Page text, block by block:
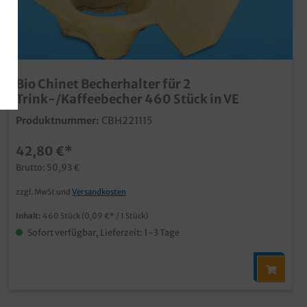
Bio Chinet Becherhalter für 2
Trink-/Kaffeebecher 460 Stück in VE
Produktnummer: CBH221115
42,80 €*
Brutto: 50,93 €
zzgl. MwSt und Versandkosten
Inhalt: 460 Stück (0,09 €* / 1 Stück)
Sofort verfügbar, Lieferzeit: 1-3 Tage